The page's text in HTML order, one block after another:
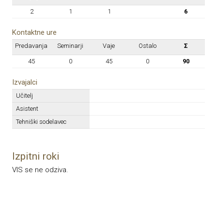
2 1 1 6
Kontaktne ure
Predavanja Seminarji Vaje Ostalo Σ
45 0 45 0 90
Izvajalci
Učitelj
Asistent
Tehniški sodelavec
Izpitni roki
VIS se ne odziva.